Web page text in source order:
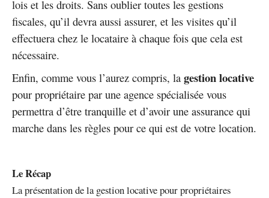
lois et les droits. Sans oublier toutes les gestions
fiscales, qu’il devra aussi assurer, et les visites qu’il
effectuera chez le locataire à chaque fois que cela est
nécessaire.
Enfin, comme vous l’aurez compris, la gestion locative
pour propriétaire par une agence spécialisée vous
permettra d’être tranquille et d’avoir une assurance qui
marche dans les règles pour ce qui est de votre location.
Le Récap
La présentation de la gestion locative pour propriétaires